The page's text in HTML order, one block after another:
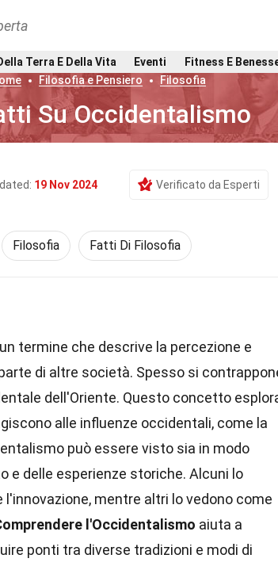
Terra E Della Vita Eventi
Fitness E
Filosofia e Pensiero Filosofia
Su Occidentalismo
19 Nov 2024 Verificato da Esperti
Filosofia Fatti Di Filosofia
termine che descrive la percezione e
di altre società. Spesso si
dell'Oriente. Questo concetto
alle influenze occidentali, come la
può essere visto sia in modo
e delle esperienze storiche. Alcuni lo
mentre altri lo vedono come
l'Occidentalismo aiuta a
ponti tra diverse tradizioni e modi di